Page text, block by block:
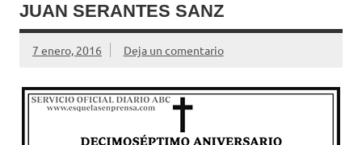
JUAN SERANTES SANZ
7 enero, 2016 Deja un comentario